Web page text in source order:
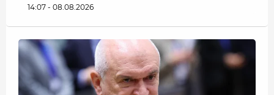
14:07 - 08.08.2026